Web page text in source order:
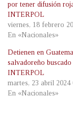
por tener difusión
INTERPOL
viernes, 18 febrero
En «Nacionales»
Detienen en
salvadoreño
INTERPOL
martes, 23 abril 2024
En «Nacionales»